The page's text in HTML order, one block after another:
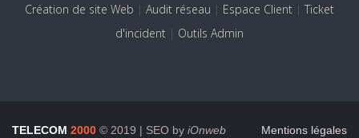
Création de site Web | Audit réseau | Espace Client | Ticket
d'incident | Outils Admin
TELECOM 2000 © 2019 | SEO by iOnweb Mentions légales